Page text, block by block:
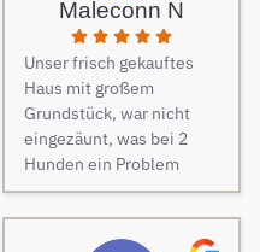
Maleconn N
Unser frisch gekauftes
Haus mit großem
Grundstück, war nicht
eingezäunt, was bei 2
Hunden ein Problem
darstellt. Daher musste
dringend und schnell ein
Zaun her. Auf Empfehlung